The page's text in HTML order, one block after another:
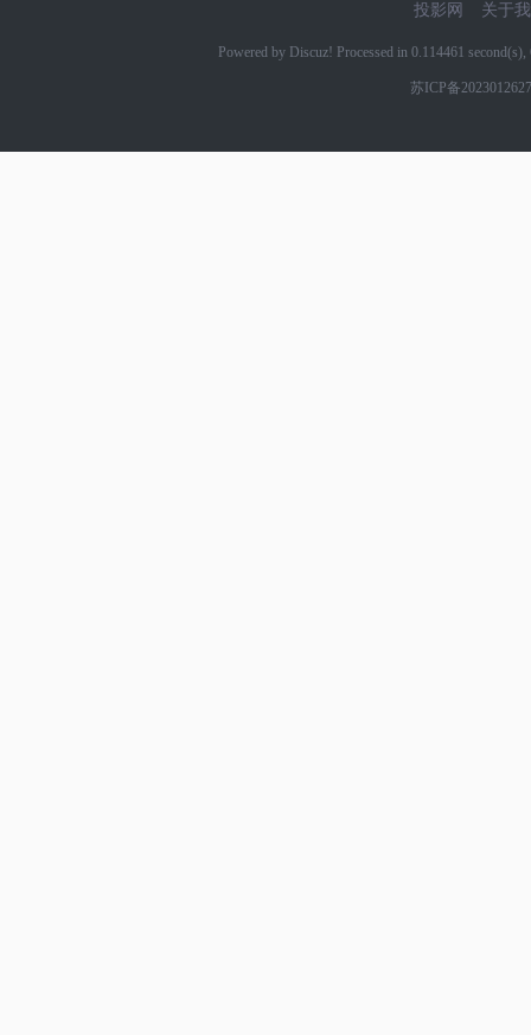
投影网 关于
Powered by Discuz! Processed in 0.114461
苏ICP备